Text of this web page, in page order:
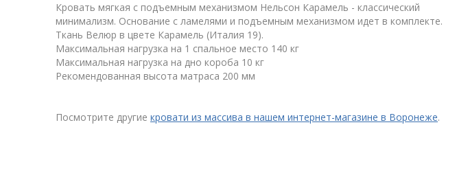
Кровать мягкая с подъемным механизмом Нельсон Карамель - классический
минимализм. Основание с ламелями и подъемным механизмом идет в комплекте.
Ткань Велюр в цвете Карамель (Италия 19).
Максимальная нагрузка на 1 спальное место 140 кг
Максимальная нагрузка на дно короба 10 кг
Рекомендованная высота матраса 200 мм
Посмотрите другие кровати из массива в нашем интернет-магазине в Воронеже.